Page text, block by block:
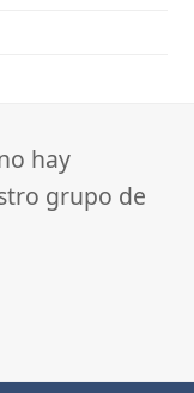
hay
grupo de